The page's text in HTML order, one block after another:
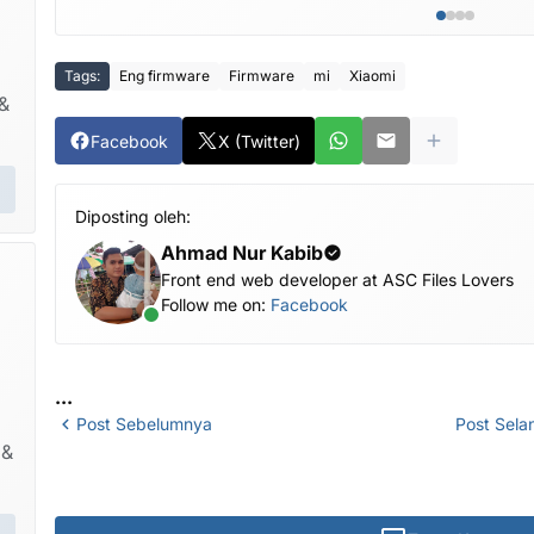
Tags: Eng firmware Firmware mi Xiaomi
Facebook X (Twitter)
Diposting oleh:
Ahmad Nur Kabib
Front end web developer at ASC Files Lovers
Follow me on: Facebook
...
Post Sebelumnya Post